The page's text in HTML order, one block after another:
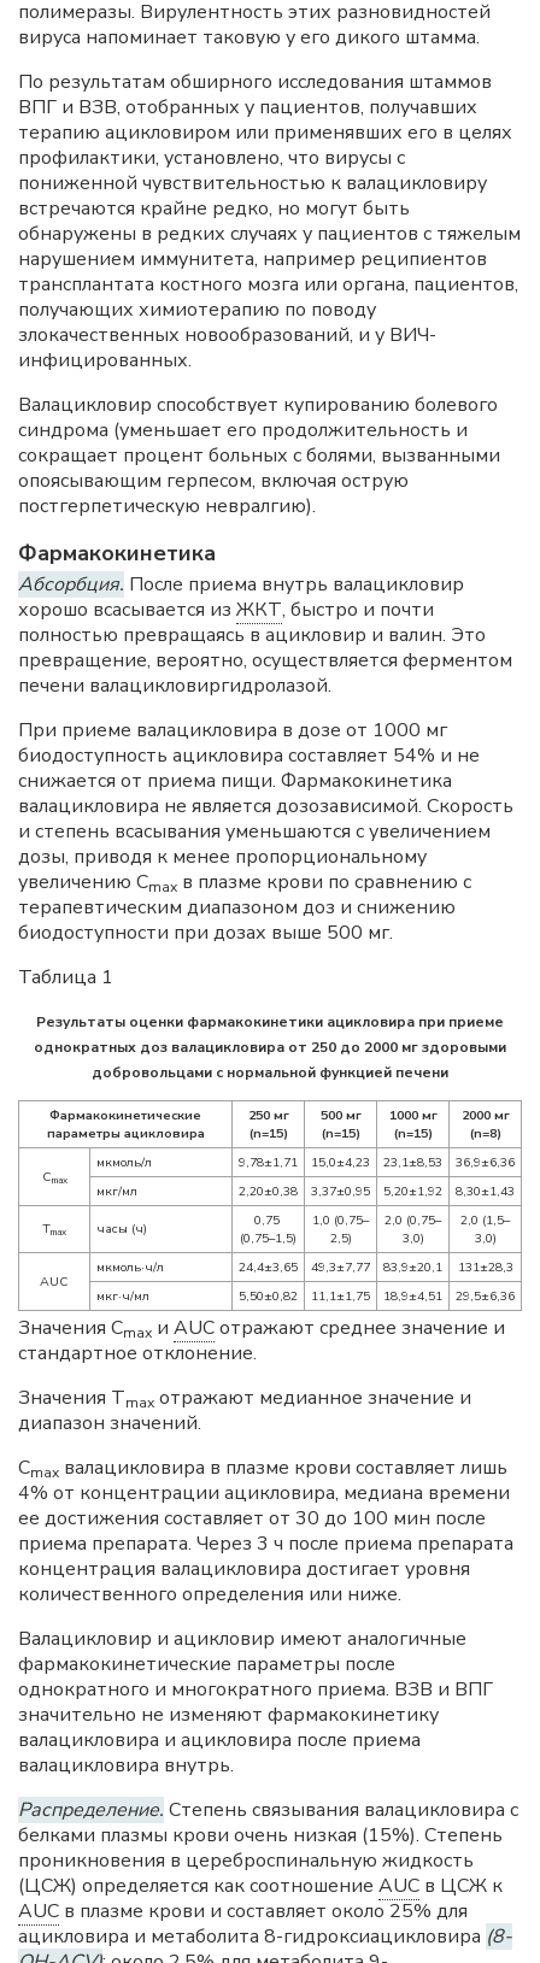
полимеразы. Вирулентность этих разновидностей
вируса напоминает таковую у его дикого штамма.
По результатам обширного исследования штаммов
ВПГ и ВЗВ, отобранных у пациентов, получавших
терапию ацикловиром или применявших его в целях
профилактики, установлено, что вирусы с
пониженной чувствительностью к валацикловиру
встречаются крайне редко, но могут быть
обнаружены в редких случаях у пациентов с тяжелым
нарушением иммунитета, например реципиентов
трансплантата костного мозга или органа, пациентов,
получающих химиотерапию по поводу
злокачественных новообразований, и у ВИЧ-
инфицированных.
Валацикловир способствует купированию болевого
синдрома (уменьшает его продолжительность и
сокращает процент больных с болями, вызванными
опоясывающим герпесом, включая острую
постгерпетическую невралгию).
Фармакокинетика
Абсорбция. После приема внутрь валацикловир
хорошо всасывается из ЖКТ, быстро и почти
полностью превращаясь в ацикловир и валин. Это
превращение, вероятно, осуществляется ферментом
печени валацикловиргидролазой.
При приеме валацикловира в дозе от 1000 мг
биодоступность ацикловира составляет 54% и не
снижается от приема пищи. Фармакокинетика
валацикловира не является дозозависимой. Скорость
и степень всасывания уменьшаются с увеличением
дозы, приводя к менее пропорциональному
увеличению Сmaх в плазме крови по сравнению с
терапевтическим диапазоном доз и снижению
биодоступности при дозах выше 500 мг.
Таблица 1
Результаты оценки фармакокинетики ацикловира при приеме
однократных доз валацикловира от 250 до 2000 мг здоровыми
добровольцами с нормальной функцией печени
Фармакокинетические
параметры ацикловира
250 мг
(n=15)
500 мг
(n=15)
1000 мг
(n=15)
2000 мг
(n=8)
Cmax
мкмоль/л 9,78±1,71 15,0±4,23 23,1±8,53
36,9±6,36
мкг/мл
2,20±0,38 3,37±0,95 5,20±1,92 8,30±1,43
Tmax часы (ч)
0,75
(0,75–1,5)
1,0 (0,75–
2,5)
2,0 (0,75–
3,0)
2,0 (1,5–
3,0)
AUC
мкмоль·ч/л 24,4±3,65 49,3±7,77 83,9±20,1
131±28,3
мкг·ч/мл
5,50±0,82 11,1±1,75 18,9±4,51 29,5±6,36
Значения Сmах и AUCотражают среднее значение и
стандартное отклонение.
Значения Тmах отражают медианное значение и
диапазон значений.
Cmax валацикловира в плазме крови составляет лишь
4% от концентрации ацикловира, медиана времени
ее достижения составляет от 30 до 100 мин после
приема препарата. Через 3 ч после приема препарата
концентрация валацикловира достигает уровня
количественного определения или ниже.
Валацикловир и ацикловир имеют аналогичные
фармакокинетические параметры после
однократного и многократного приема. ВЗВ и ВПГ
значительно не изменяют фармакокинетику
валацикловира и ацикловира после приема
валацикловира внутрь.
Распределение. Степень связывания валацикловира с
белками плазмы крови очень низкая (15%). Степень
проникновения в цереброспинальную жидкость
(ЦСЖ) определяется как соотношение AUC в ЦСЖ к
AUC в плазме крови и составляет около 25% для
ацикловира и метаболита 8-гидроксиацикловира (8-